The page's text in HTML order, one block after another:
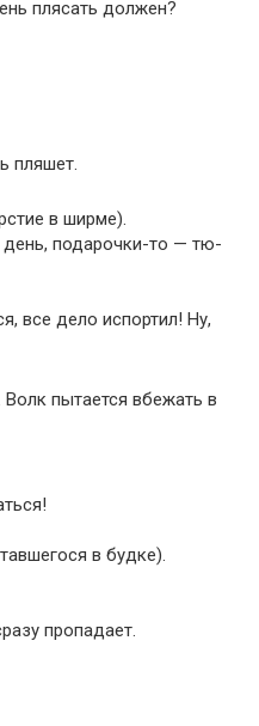
плясать должен?
пляшет.
в ширме).
подарочки-то — тю-
все дело испортил! Ну,
пытается вбежать в
в будке).
пропадает.